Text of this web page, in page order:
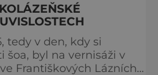
tedy v den, kdy si
byl na vernisáži v
Františkových Lázních